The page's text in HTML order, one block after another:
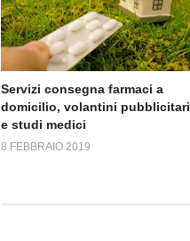
Servizi consegna farmaci a
domicilio, volantini pubblicitari
e studi medici
8 FEBBRAIO 2019